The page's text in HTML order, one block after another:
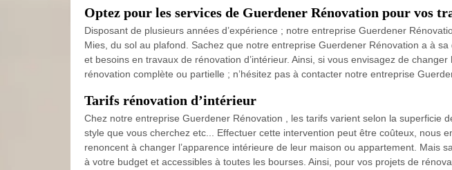
Optez pour les services de Guerdener Rénovation pour vos
Disposant de plusieurs années d’expérience ; notre entreprise Guerdener
Mies, du sol au plafond. Sachez que notre entreprise Guerdener Rénovation a à
et besoins en travaux de rénovation d’intérieur. Ainsi, si vous envisagez de
rénovation complète ou partielle ; n’hésitez pas à contacter notre entreprise
Tarifs rénovation d’intérieur
Chez notre entreprise Guerdener Rénovation , les tarifs varient selon la superficie
style que vous cherchez etc... Effectuer cette intervention peut être coûteux, nous
renoncent à changer l’apparence intérieure de leur maison ou appartement.
à votre budget et accessibles à toutes les bourses. Ainsi, pour vos projets de